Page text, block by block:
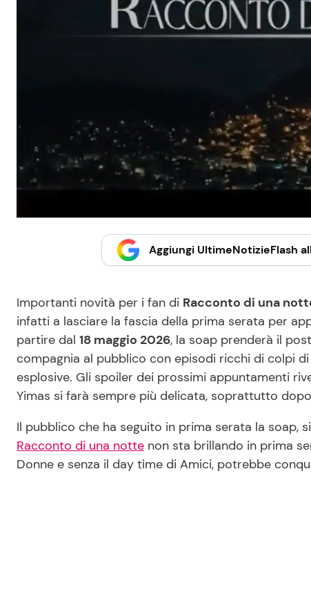
Aggiungi UltimeNotizieFlash
Importanti novità per i fan di Racconto di una
infatti a lasciare la fascia della prima serata per
partire dal 18 maggio 2026, la soap prenderà il
compagnia al pubblico con episodi ricchi di colpi
esplosive. Gli spoiler dei prossimi appuntamenti
Yimas si farà sempre più delicata, soprattutto
Il pubblico che ha seguito in prima serata la soap,
Racconto di una notte non sta brillando in prima
Donne e senza il day time di Amici, potrebbe